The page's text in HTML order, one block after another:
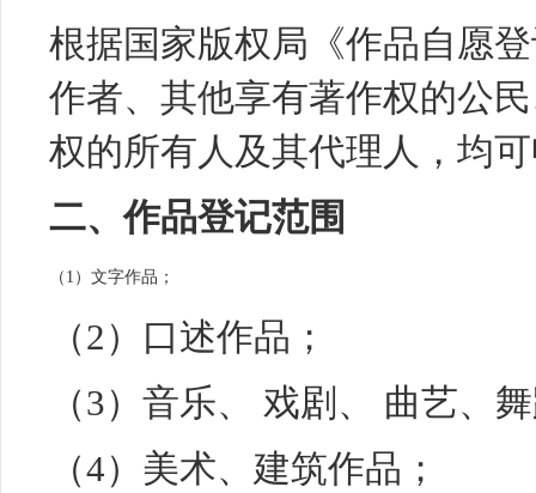
根据国家版权局《作品自愿
作者、其他享有著作权的公
权的所有人及其代理人，均
二、作品登记范围
（1） 文字作品；
（2）口述作品；
（3） 音乐、 戏剧、 曲艺、
（4） 美术、建筑作品；